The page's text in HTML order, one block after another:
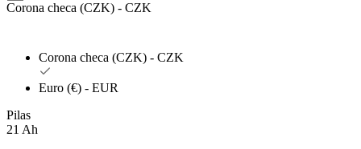
Corona checa (CZK) - CZK
Corona checa (CZK) - CZK
Euro (€) - EUR
Pilas
21 Ah